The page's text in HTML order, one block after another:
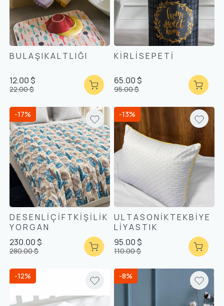
B U L A Ş I K A L T L I Ğ I
12.00 $
22.00 $
K İ R L İ S E P E T İ
65.00 $
95.00 $
-17%
D E S E N L İ Ç İ F T K İ Ş İ L İ K
Y O R G A N
230.00 $
280.00 $
-13%
U L T A S O N İ K T E K B İ Y E
L İ Y A S T I K
95.00 $
110.00 $
-12% -8%